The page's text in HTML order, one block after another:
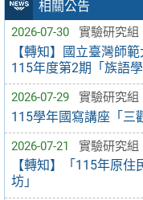
相關公告
2026-07-30 實驗研究組
【轉知】國立臺灣師
115年度第2期「族語
2026-07-29 實驗研究組
115學年國寫講座「三
2026-07-21 實驗研究組
【轉知】「115年原
坊」